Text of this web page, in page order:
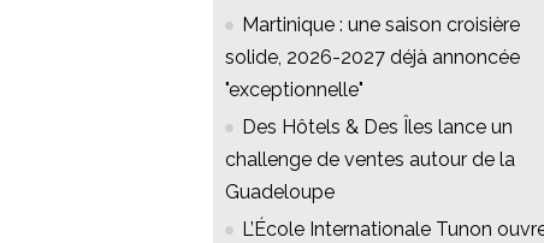
Martinique : une saison croisière
solide, 2026-2027 déjà annoncée
"exceptionnelle"
Des Hôtels & Des Îles lance un
challenge de ventes autour de la
Guadeloupe
L’École Internationale Tunon